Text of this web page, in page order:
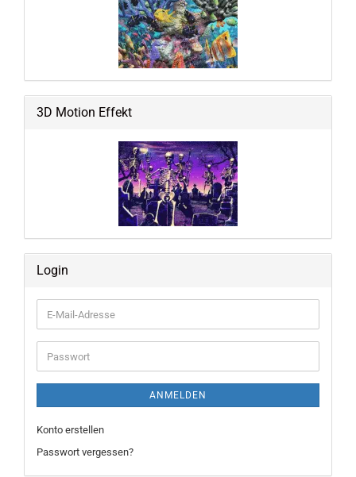
3D Motion Effekt
Login
E-
Mail-
Adresse
Passwort
ANMELDEN
Konto erstellen
Passwort vergessen?